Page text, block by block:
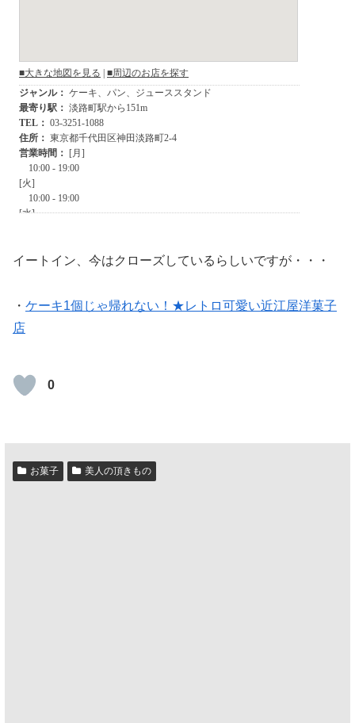
イートイン、今はクローズしているらしいですが・・・
・ ケーキ1個じゃ帰れない！★レトロ可愛い近江屋洋菓子
店
0
お菓子 美人の頂きもの